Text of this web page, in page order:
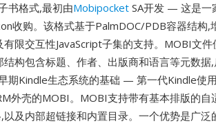
书格式,最初由Mobipocket SA开发 — 这是一
收购。该格式基于PalmDOC/PDB容器结构
有限交互性JavaScript子集的支持。MOBI文
结构包含标题、作者、出版商和语言等元数
期Kindle生态系统的基础 — 第一代Kindle使
外壳的MOBI。MOBI支持带有基本排版的
以及内部超链接和内置目录。一个优势是广